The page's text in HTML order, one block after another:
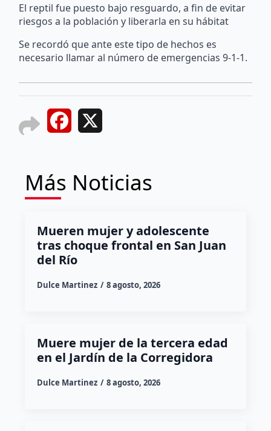
El reptil fue puesto bajo resguardo, a fin de evitar
riesgos a la población y liberarla en su hábitat
Se recordó que ante este tipo de hechos es
necesario llamar al número de emergencias 9-1-1.
Facebook
Más Noticias
Mueren mujer y adolescente
tras choque frontal en San Juan
del Río
Dulce Martinez 8 agosto, 2026
Muere mujer de la tercera edad
en el Jardín de la Corregidora
Dulce Martinez 8 agosto, 2026